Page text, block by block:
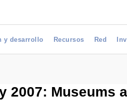
y desarrollo Recursos Red
2007: